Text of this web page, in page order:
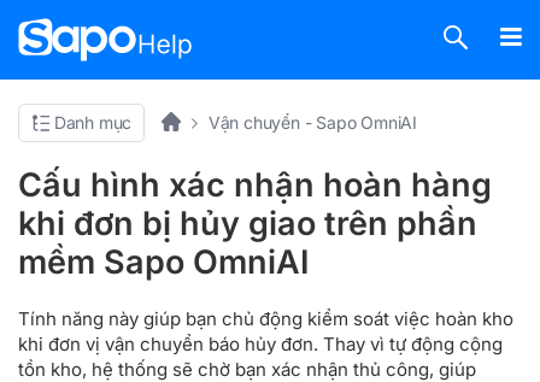
Danh mục Vận chuyển - Sapo OmniAI
Cấu hình xác nhận hoàn hàng
khi đơn bị hủy giao trên phần
mềm Sapo OmniAI
Tính năng này giúp bạn chủ động kiểm soát việc hoàn kho
khi đơn vị vận chuyển báo hủy đơn. Thay vì tự động cộng
tồn kho, hệ thống sẽ chờ bạn xác nhận thủ công, giúp